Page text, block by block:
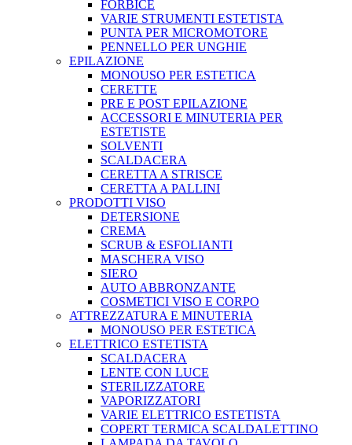
FORBICE
VARIE STRUMENTI ESTETISTA
PUNTA PER MICROMOTORE
PENNELLO PER UNGHIE
EPILAZIONE
MONOUSO PER ESTETICA
CERETTE
PRE E POST EPILAZIONE
ACCESSORI E MINUTERIA PER
ESTETISTE
SOLVENTI
SCALDACERA
CERETTA A STRISCE
CERETTA A PALLINI
PRODOTTI VISO
DETERSIONE
CREMA
SCRUB & ESFOLIANTI
MASCHERA VISO
SIERO
AUTO ABBRONZANTE
COSMETICI VISO E CORPO
ATTREZZATURA E MINUTERIA
MONOUSO PER ESTETICA
ELETTRICO ESTETISTA
SCALDACERA
LENTE CON LUCE
STERILIZZATORE
VAPORIZZATORI
VARIE ELETTRICO ESTETISTA
COPERT TERMICA SCALDALETTINO